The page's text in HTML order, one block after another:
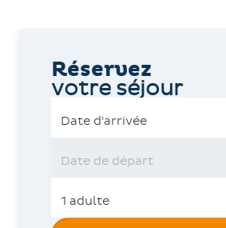
Réservez
votre séjour